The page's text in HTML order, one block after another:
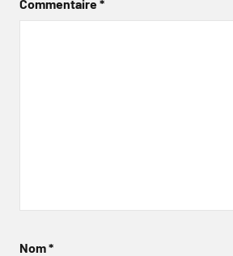
Commentaire*
Nom*